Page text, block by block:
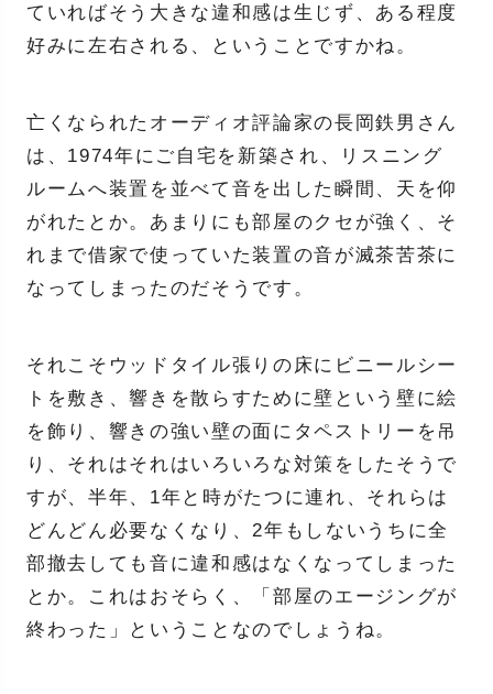
ていればそう大きな違和感は生じず、ある程度
好みに左右される、ということですかね。
亡くなられたオーディオ評論家の長岡鉄男さん
は、1974年にご自宅を新築され、リスニング
ルームへ装置を並べて音を出した瞬間、天を仰
がれたとか。あまりにも部屋のクセが強く、そ
れまで借家で使っていた装置の音が滅茶苦茶に
なってしまったのだそうです。
それこそウッドタイル張りの床にビニールシー
トを敷き、響きを散らすために壁という壁に絵
を飾り、響きの強い壁の面にタペストリーを吊
り、それはそれはいろいろな対策をしたそうで
すが、半年、1年と時がたつに連れ、それらは
どんどん必要なくなり、2年もしないうちに全
部撤去しても音に違和感はなくなってしまった
とか。これはおそらく、「部屋のエージングが
終わった」ということなのでしょうね。